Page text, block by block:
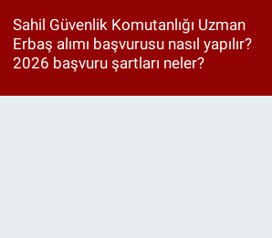
Sahil Güvenlik Komutanlığı Uzman
Erbaş alımı başvurusu nasıl yapılır?
2026 başvuru şartları neler?